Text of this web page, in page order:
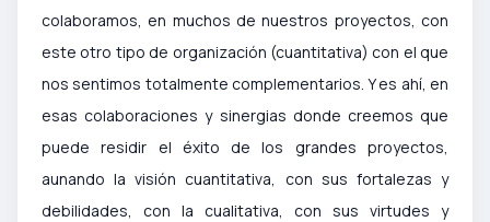
colaboramos, en muchos de nuestros proyectos, con
este otro tipo de organización (cuantitativa) con el que
nos sentimos totalmente complementarios. Y es ahí, en
esas colaboraciones y sinergias donde creemos que
puede residir el éxito de los grandes proyectos,
aunando la visión cuantitativa, con sus fortalezas y
debilidades, con la cualitativa, con sus virtudes y